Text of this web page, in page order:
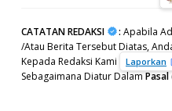
CATATAN REDAKSI : Apabila
/Atau Berita Tersebut Diatas,
Kepada Redaksi Kami
Laporkan
Sebagaimana Diatur Dalam